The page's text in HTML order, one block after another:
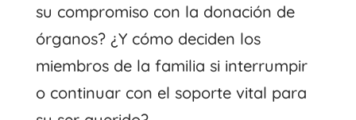
su compromiso con la donación de
órganos? ¿Y cómo deciden los
miembros de la familia si interrumpir
o continuar con el soporte vital para